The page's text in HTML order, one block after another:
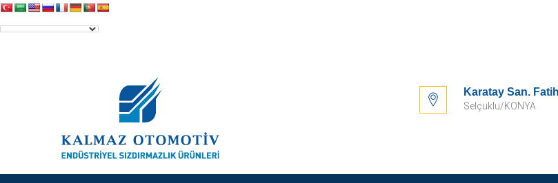
Karatay San.
Selçuklu/KONYA